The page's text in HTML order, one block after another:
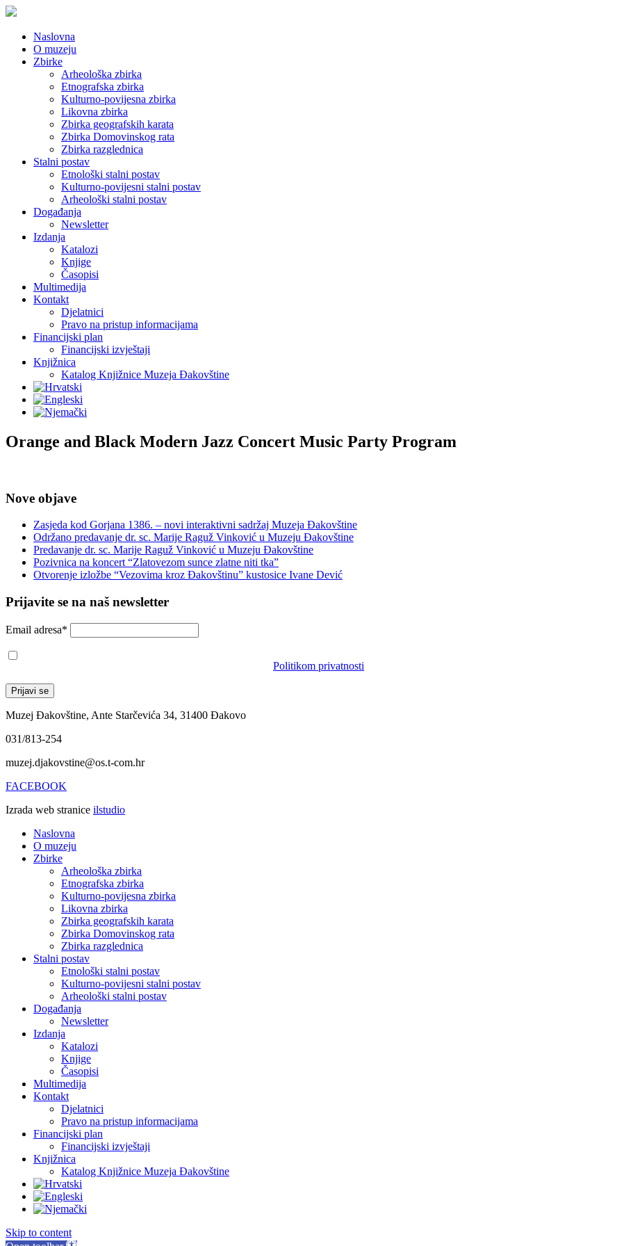
Naslovna
O muzeju
Zbirke
Arheološka zbirka
Etnografska zbirka
Kulturno-povijesna zbirka
Likovna zbirka
Zbirka geografskih karata
Zbirka Domovinskog rata
Zbirka razglednica
Stalni postav
Etnološki stalni postav
Kulturno-povijesni stalni postav
Arheološki stalni postav
Događanja
Newsletter
Izdanja
Katalozi
Knjige
Časopisi
Multimedija
Kontakt
Djelatnici
Pravo na pristup informacijama
Financijski plan
Financijski izvještaji
Knjižnica
Katalog Knjižnice Muzeja Đakovštine
Orange and Black Modern Jazz Concert Music Party Program
Nove objave
Zasjeda kod Gorjana 1386. – novi interaktivni sadržaj Muzeja Đakovštine
Održano predavanje dr. sc. Marije Raguž Vinković u Muzeju Đakovštine
Predavanje dr. sc. Marije Raguž Vinković u Muzeju Đakovštine
Pozivnica na koncert “Zlatovezom sunce zlatne niti tka”
Otvorenje izložbe “Vezovima kroz Đakovštinu” kustosice Ivane Dević
Prijavite se na naš newsletter
Email adresa*
Politikom privatnosti
Muzej Đakovštine, Ante Starčevića 34, 31400 Đakovo
031/813-254
muzej.djakovstine@os.t-com.hr
FACEBOOK
Izrada web stranice ilstudio
Naslovna
O muzeju
Zbirke
Arheološka zbirka
Etnografska zbirka
Kulturno-povijesna zbirka
Likovna zbirka
Zbirka geografskih karata
Zbirka Domovinskog rata
Zbirka razglednica
Stalni postav
Etnološki stalni postav
Kulturno-povijesni stalni postav
Arheološki stalni postav
Događanja
Newsletter
Izdanja
Katalozi
Knjige
Časopisi
Multimedija
Kontakt
Djelatnici
Pravo na pristup informacijama
Financijski plan
Financijski izvještaji
Knjižnica
Katalog Knjižnice Muzeja Đakovštine
Skip to content